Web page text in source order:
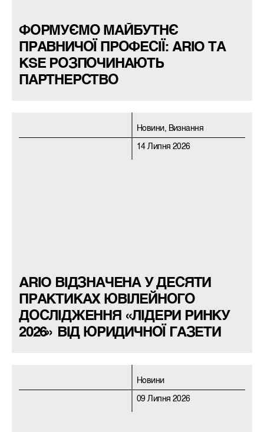
ФОРМУЄМО МАЙБУТНЄ
ПРАВНИЧОЇ ПРОФЕСІЇ: ARIO ТА
KSE РОЗПОЧИНАЮТЬ
ПАРТНЕРСТВО
Новини, Визнання
14 Липня 2026
ARIO ВІДЗНАЧЕНА У ДЕСЯТИ
ПРАКТИКАХ ЮВІЛЕЙНОГО
ДОСЛІДЖЕННЯ «ЛІДЕРИ РИНКУ
2026» ВІД ЮРИДИЧНОЇ ГАЗЕТИ
Новини
09 Липня 2026